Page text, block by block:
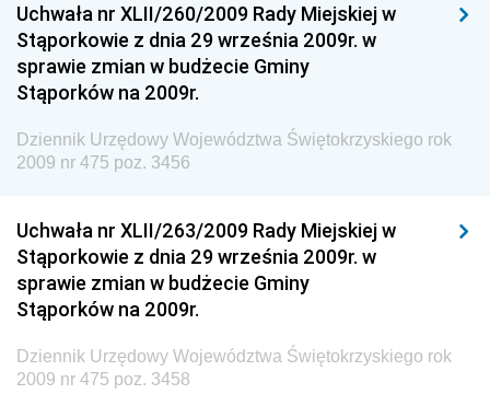
Dziennik Urzędowy Ministra Spraw Zagranicznych
Dziennik Urzędowy Centralnego Biura
Antykorupcyjnego
Wewnętrznego
Dziennik Urzędowy Urzędu Patentowego
Dziennik Urzędowy Generalnej Dyrekcji Dróg
Krajowych i Autostrad
Dziennik Urzędowy Ministra Środowiska
Dziennik Urzędowy Ministra Edukacji
Uchwała nr XLII/260/2009 Rady Miejskiej w
Stąporkowie z dnia 29 września 2009r. w
sprawie zmian w budżecie Gminy
Stąporków na 2009r.
Dziennik Urzędowy Województwa Świętokrzyskiego rok
2009 nr 475 poz. 3456
Uchwała nr XLII/263/2009 Rady Miejskiej w
Stąporkowie z dnia 29 września 2009r. w
sprawie zmian w budżecie Gminy
Stąporków na 2009r.
Dziennik Urzędowy Województwa Świętokrzyskiego rok
2009 nr 475 poz. 3458